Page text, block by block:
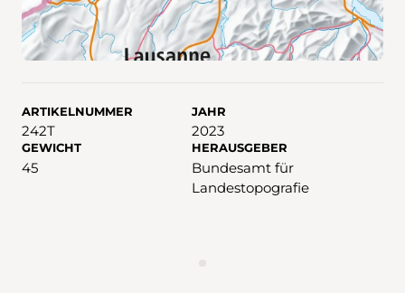
ARTIKELNUMMER
242T
JAHR
2023
GEWICHT
45
HERAUSGEBER
Bundesamt für
Landestopografie